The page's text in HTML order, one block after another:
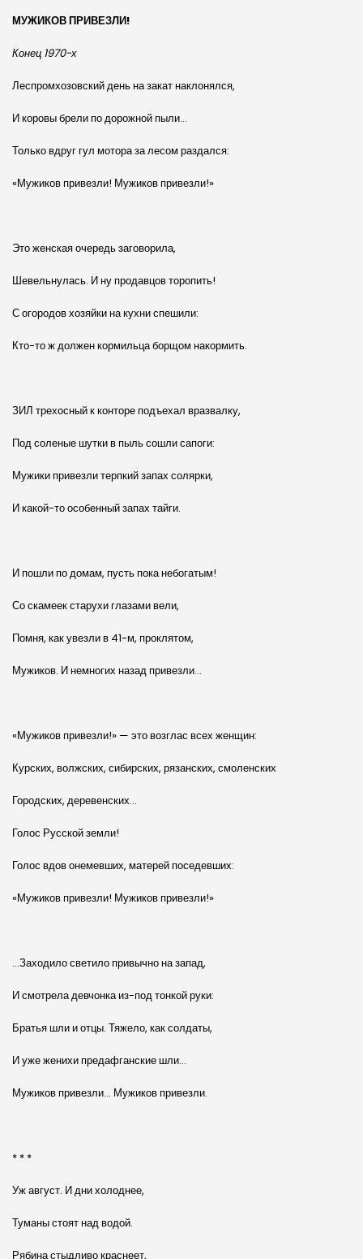
МУЖИКОВ ПРИВЕЗЛИ!
Конец 1970-х
Леспромхозовский день на закат наклонялся,
И коровы брели по дорожной пыли…
Только вдруг гул мотора за лесом раздался:
«Мужиков привезли! Мужиков привезли!»
Это женская очередь заговорила,
Шевельнулась. И ну продавцов торопить!
С огородов хозяйки на кухни спешили:
Кто-то ж должен кормильца борщом накормить.
ЗИЛ трехосный к конторе подъехал вразвалку,
Под соленые шутки в пыль сошли сапоги:
Мужики привезли терпкий запах солярки,
И какой-то особенный запах тайги.
И пошли по домам, пусть пока небогатым!
Со скамеек старухи глазами вели,
Помня, как увезли в 41-м, проклятом,
Мужиков. И немногих назад привезли…
«Мужиков привезли!» — это возглас всех женщин:
Курских, волжских, сибирских, рязанских, смоленских
Городских, деревенских…
Голос Русской земли!
Голос вдов онемевших, матерей поседевших:
«Мужиков привезли! Мужиков привезли!»
…Заходило светило привычно на запад,
И смотрела девчонка из-под тонкой руки:
Братья шли и отцы. Тяжело, как солдаты,
И уже женихи предафганские шли…
Мужиков привезли… Мужиков привезли.
* * *
Уж август. И дни холоднее,
Туманы стоят над водой.
Рябина стыдливо краснеет,